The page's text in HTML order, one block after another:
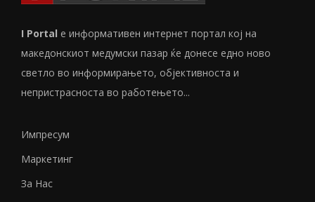
I Portal е информативен интернет портал кој на
македонскиот медумски пазар ќе донесе едно ново
светло во информирањето, објективноста и
непристрасноста во работењето...
Импресум
Маркетинг
За Нас